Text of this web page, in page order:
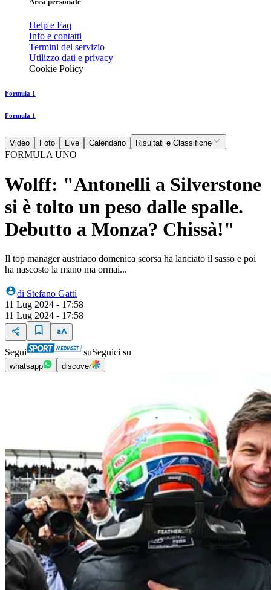
Help e Faq
Info e contatti
Termini del servizio
Utilizzo dati e privacy
Cookie Policy
Formula 1
Formula 1
Video Foto Live Calendario Risultati e Classifiche
FORMULA UNO
Wolff: "Antonelli a Silverstone
si è tolto un peso dalle spalle.
Debutto a Monza? Chissà!"
Il top manager austriaco domenica scorsa ha lanciato il sasso e poi
ha nascosto la mano ma ormai...
di Stefano Gatti
11 Lug 2024 - 17:58
11 Lug 2024 - 17:58
Segui suSeguici su
whatsapp discover